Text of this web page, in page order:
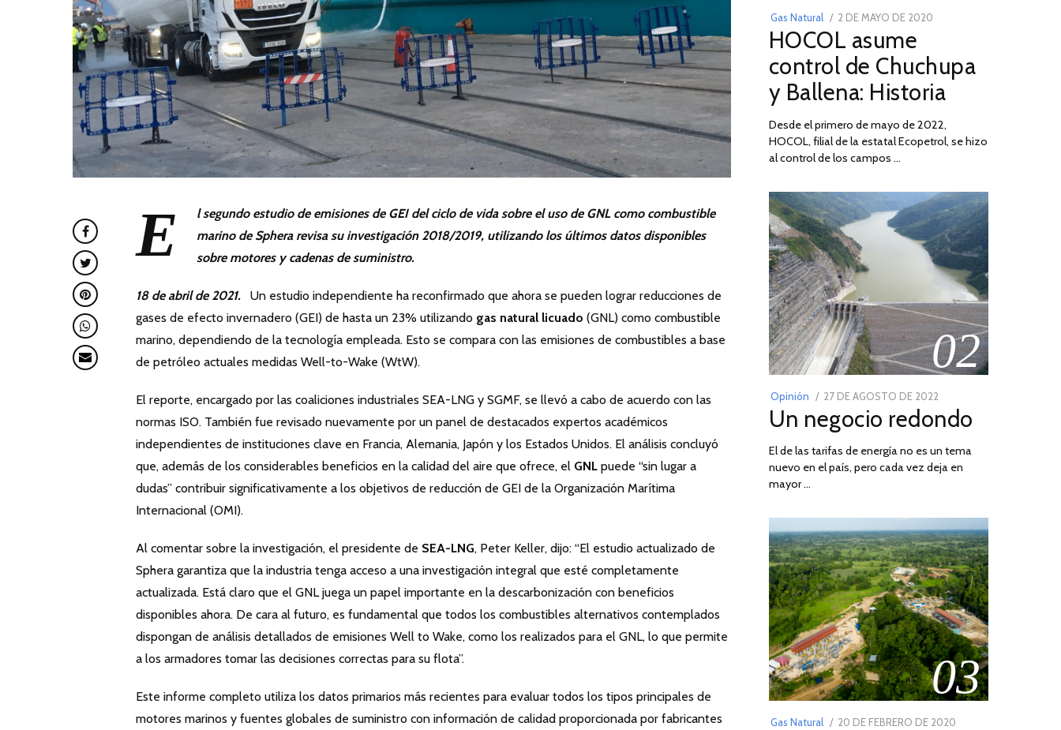
E
l segundo estudio de emisiones de GEI del ciclo de vida sobre el uso de GNL como combustible
marino de Sphera revisa su investigación 2018/2019, utilizando los últimos datos disponibles
sobre motores y cadenas de suministro.
18 de abril de 2021. Un estudio independiente ha reconfirmado que ahora se pueden lograr reducciones de
gases de efecto invernadero (GEI) de hasta un 23% utilizando gas natural licuado (GNL) como combustible
marino, dependiendo de la tecnología empleada. Esto se compara con las emisiones de combustibles a base
de petróleo actuales medidas Well-to-Wake (WtW).
El reporte, encargado por las coaliciones industriales SEA-LNG y SGMF, se llevó a cabo de acuerdo con las
normas ISO. También fue revisado nuevamente por un panel de destacados expertos académicos
independientes de instituciones clave en Francia, Alemania, Japón y los Estados Unidos. El análisis concluyó
que, además de los considerables beneficios en la calidad del aire que ofrece, el GNL puede “sin lugar a
dudas” contribuir significativamente a los objetivos de reducción de GEI de la Organización Marítima
Internacional (OMI).
Al comentar sobre la investigación, el presidente de SEA-LNG, Peter Keller, dijo: “El estudio actualizado de
Sphera garantiza que la industria tenga acceso a una investigación integral que esté completamente
actualizada. Está claro que el GNL juega un papel importante en la descarbonización con beneficios
disponibles ahora. De cara al futuro, es fundamental que todos los combustibles alternativos contemplados
dispongan de análisis detallados de emisiones Well to Wake, como los realizados para el GNL, lo que permite
a los armadores tomar las decisiones correctas para su flota”.
Este informe completo utiliza los datos primarios más recientes para evaluar todos los tipos principales de
motores marinos y fuentes globales de suministro con información de calidad proporcionada por fabricantes
Gas Natural
POSTED
ON
2 DE MAYO DE 2020
DE
2026
HOCOL asume
control de Chuchupa
y Ballena: Historia
Desde el primero de mayo de 2022,
HOCOL, filial de la estatal Ecopetrol, se hizo
al control de los campos …
02
Opinión
POSTED
ON
27 DE AGOSTO DE 2022
DE
DE
2022
Un negocio redondo
El de las tarifas de energía no es un tema
nuevo en el país, pero cada vez deja en
mayor …
03
Gas Natural
POSTED
20 DE FEBRERO DE 2020